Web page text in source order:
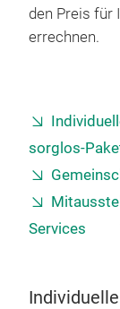
den Preis für
errechnen.
sorglos-
Services